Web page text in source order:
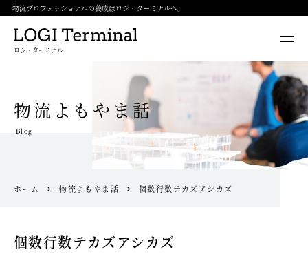
物流プロフェッショナルの養成はロジ・ターミナルへ。
ロジ・ターミナル
物流よもやま話
Blog
ホーム 物流よもやま話 個数行数テカズアシカズ
個数行数テカズアシカズ